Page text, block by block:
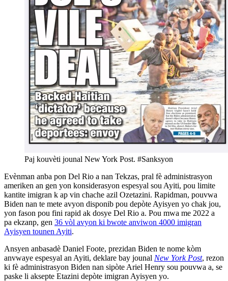
Paj kouvèti jounal New York Post. #Sanksyon
Evènman anba pon Del Rio a nan Tekzas, pral fè administrasyon
ameriken an gen yon konsiderasyon espesyal sou Ayiti, pou limite
kantite imigran k ap vin chache azil Ozetazini. Rapidman, pouvwa
Biden nan te mete avyon disponib pou depòte Ayisyen yo chak jou,
yon fason pou fini rapid ak dosye Del Rio a. Pou mwa me 2022 a
pa ekzanp, gen 36 vòl avyon ki bwote anviwon 4000 imigran
Ayisyen tounen Ayiti.
Ansyen anbasadè Daniel Foote, prezidan Biden te nome kòm
anvwaye espesyal an Ayiti, deklare bay jounal New York Post, rezon
ki fè administrasyon Biden nan sipòte Ariel Henry sou pouvwa a, se
paske li aksepte Etazini depòte imigran Ayisyen yo.